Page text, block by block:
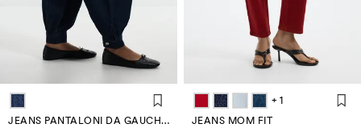
JEANS PANTALONI DA GAUCHO INDACO
+ 1
JEANS MOM FIT